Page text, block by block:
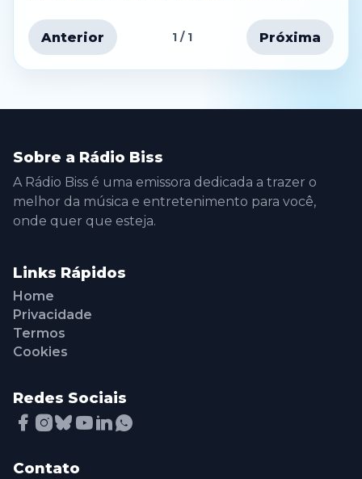
Anterior 1 / 1 Próxima
Sobre a Rádio Biss
A Rádio Biss é uma emissora dedicada a trazer o
melhor da música e entretenimento para você,
onde quer que esteja.
Links Rápidos
Home
Privacidade
Termos
Cookies
Redes Sociais
Contato